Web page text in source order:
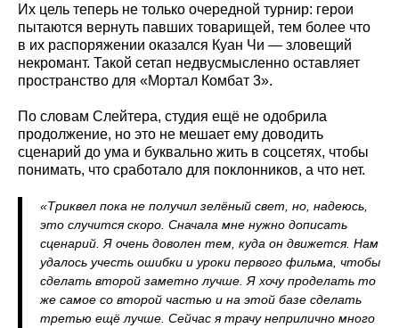
Их цель теперь не только очередной турнир: герои
пытаются вернуть павших товарищей, тем более что
в их распоряжении оказался Куан Чи — зловещий
некромант. Такой сетап недвусмысленно оставляет
пространство для «Мортал Комбат 3».
По словам Слейтера, студия ещё не одобрила
продолжение, но это не мешает ему доводить
сценарий до ума и буквально жить в соцсетях, чтобы
понимать, что сработало для поклонников, а что нет.
«Триквел пока не получил зелёный свет, но, надеюсь,
это случится скоро. Сначала мне нужно дописать
сценарий. Я очень доволен тем, куда он движется. Нам
удалось учесть ошибки и уроки первого фильма, чтобы
сделать второй заметно лучше. Я хочу проделать то
же самое со второй частью и на этой базе сделать
третью ещё лучше. Сейчас я трачу неприлично много